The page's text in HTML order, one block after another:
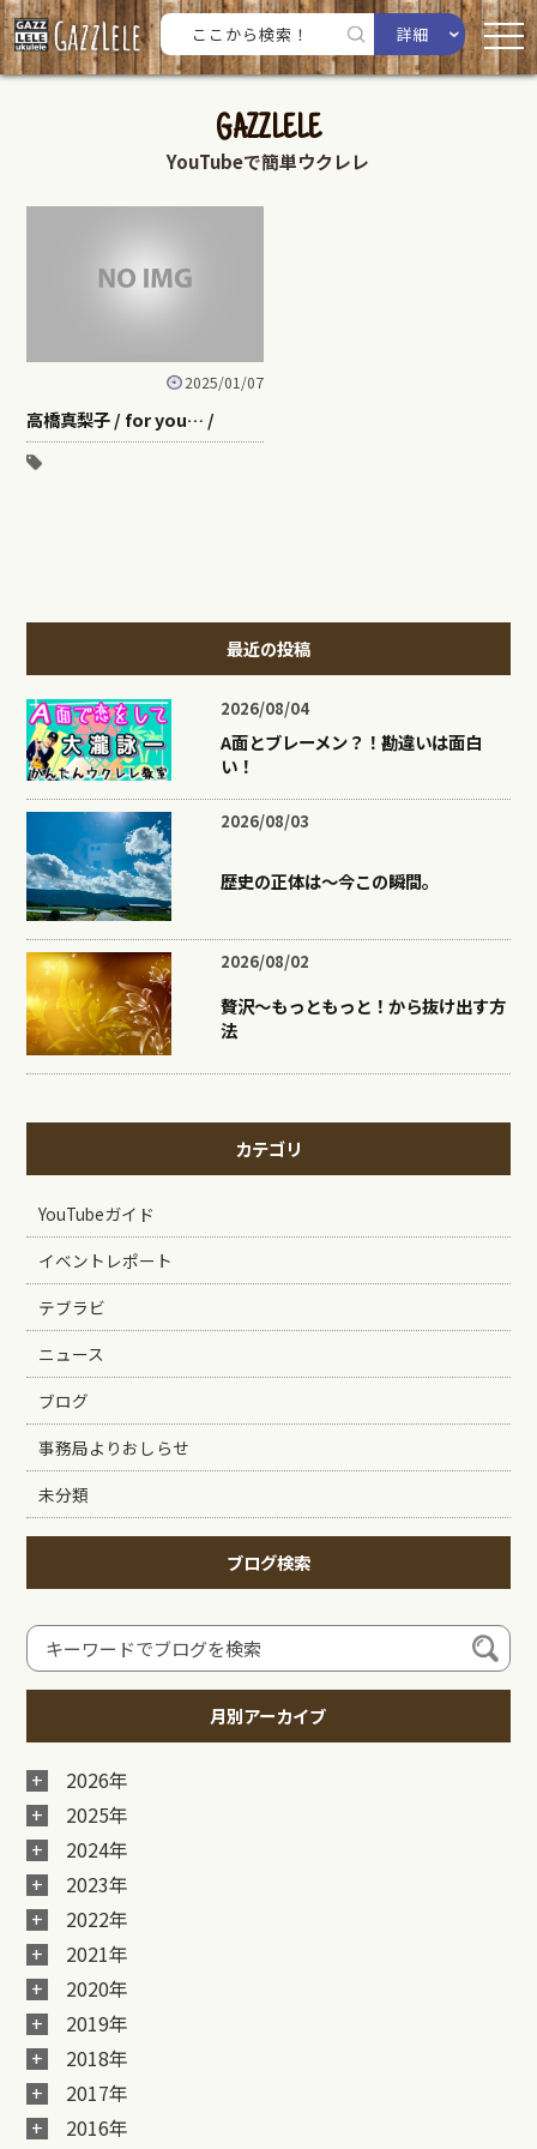
詳細
GAZZLELE
YouTubeで簡単ウクレレ
2025/01/07
高橋真梨子 / for you… /
最近の投稿
2026/08/04
A面とブレーメン？！勘違いは面白
い！
2026/08/03
歴史の正体は〜今この瞬間。
2026/08/02
贅沢〜もっともっと！から抜け出す方
法
カテゴリ
YouTubeガイド
イベントレポート
テブラビ
ニュース
ブログ
事務局よりおしらせ
未分類
ブログ検索
月別アーカイブ
2026年
2025年
2024年
2023年
2022年
2021年
2020年
2019年
2018年
2017年
2016年